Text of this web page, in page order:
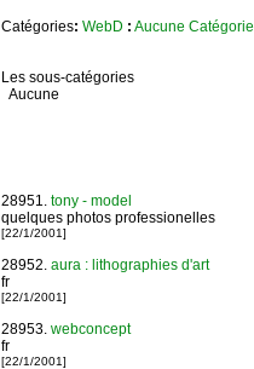
Catégories: WebD : Aucune Catégorie
Les sous-catégories
Aucune
28951. tony - model
quelques photos professionelles
[22/1/2001]
28952. aura : lithographies d'art
fr
[22/1/2001]
28953. webconcept
fr
[22/1/2001]